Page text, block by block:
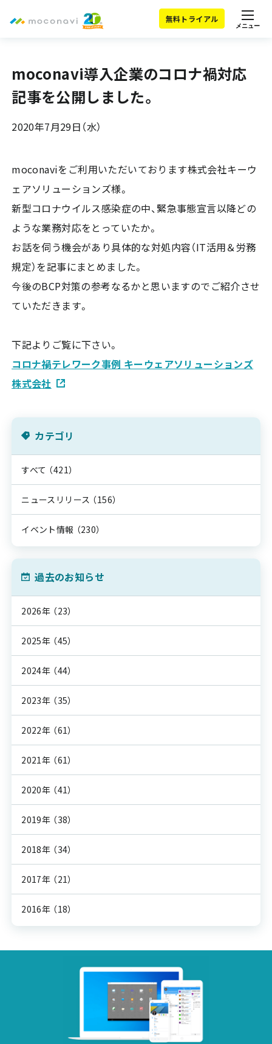
無料トライアル
メニュー
moconavi導入企業のコロナ禍対応
記事を公開しました。
2020年7月29日（水）
moconaviをご利用いただいております株式会社キーウ
ェアソリューションズ様。
新型コロナウイルス感染症の中、緊急事態宣言以降どの
ような業務対応をとっていたか。
お話を伺う機会があり具体的な対処内容（IT活用＆労務
規定）を記事にまとめました。
今後のBCP対策の参考なるかと思いますのでご紹介させ
ていただきます。
下記よりご覧に下さい。
コロナ禍テレワーク事例 キーウェアソリューションズ
株式会社
カテゴリ
すべて （421）
ニュースリリース （156）
イベント情報 （230）
過去のお知らせ
2026年 （23）
2025年 （45）
2024年 （44）
2023年 （35）
2022年 （61）
2021年 （61）
2020年 （41）
2019年 （38）
2018年 （34）
2017年 （21）
2016年 （18）